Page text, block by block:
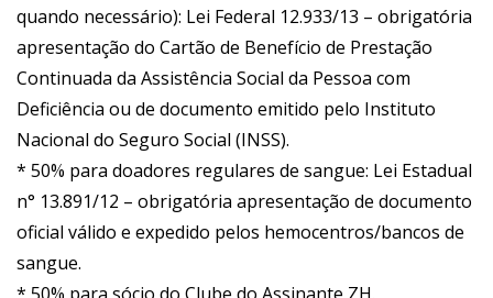
quando necessário): Lei Federal 12.933/13 – obrigatória
apresentação do Cartão de Benefício de Prestação
Continuada da Assistência Social da Pessoa com
Deficiência ou de documento emitido pelo Instituto
Nacional do Seguro Social (INSS).
* 50% para doadores regulares de sangue: Lei Estadual
n° 13.891/12 – obrigatória apresentação de documento
oficial válido e expedido pelos hemocentros/bancos de
sangue.